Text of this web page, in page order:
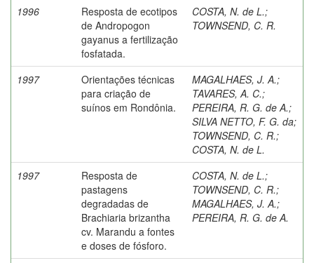
1996
Resposta de ecotipos
de Andropogon
gayanus a fertilização
fosfatada.
COSTA, N. de L.;
TOWNSEND, C. R.
1997
Orientações técnicas
para criação de
suínos em Rondônia.
MAGALHAES, J. A.;
TAVARES, A. C.;
PEREIRA, R. G. de A.;
SILVA NETTO, F. G. da;
TOWNSEND, C. R.;
COSTA, N. de L.
1997
Resposta de
pastagens
degradadas de
Brachiaria brizantha
cv. Marandu a fontes
e doses de fósforo.
COSTA, N. de L.;
TOWNSEND, C. R.;
MAGALHAES, J. A.;
PEREIRA, R. G. de A.